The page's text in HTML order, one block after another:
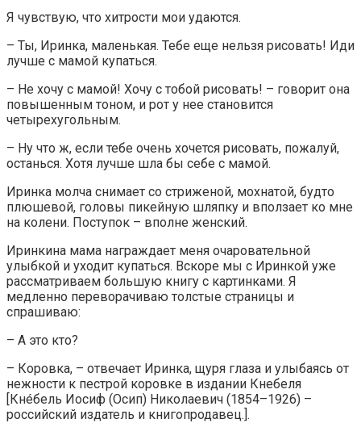
Я чувствую, что хитрости мои удаются.
– Ты, Иринка, маленькая. Тебе еще нельзя рисовать! Иди
лучше с мамой купаться.
– Не хочу с мамой! Хочу с тобой рисовать! – говорит она
повышенным тоном, и рот у нее становится
четырехугольным.
– Ну что ж, если тебе очень хочется рисовать, пожалуй,
останься. Хотя лучше шла бы себе с мамой.
Иринка молча снимает со стриженой, мохнатой, будто
плюшевой, головы пикейную шляпку и вползает ко мне
на колени. Поступок – вполне женский.
Иринкина мама награждает меня очаровательной
улыбкой и уходит купаться. Вскоре мы с Иринкой уже
рассматриваем большую книгу с картинками. Я
медленно переворачиваю толстые страницы и
спрашиваю:
– А это кто?
– Коровка, – отвечает Иринка, щуря глаза и улыбаясь от
нежности к пестрой коровке в издании Кнебеля
[Кнéбель Иосиф (Осип) Николаевич (1854–1926) –
российский издатель и книгопродавец.].